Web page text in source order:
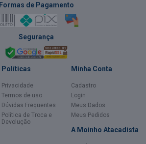
Formas de Pagamento
Segurança
Políticas
Privacidade
Termos de uso
Dúvidas Frequentes
Política de Troca e
Devolução
Minha Conta
Cadastro
Login
Meus Dados
Meus Pedidos
A Moinho Atacadista